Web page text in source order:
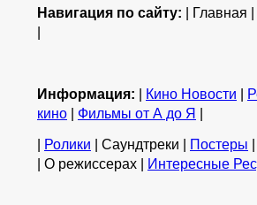
Навигация по сайту: | Главная |
|
Информация: | Кино Новости |
кино | Фильмы от А до Я |
| Ролики | Саундтреки | Постеры
| О режиссерах | Интересные